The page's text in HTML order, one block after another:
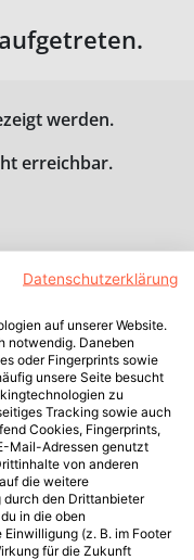
werden.
erreichbar.
Datenschutzerklärung
auf unserer Website.
notwendig. Daneben
oder Fingerprints sowie
unsere Seite besucht
zu
Tracking sowie auch
Cookies, Fingerprints,
Mail-Adressen genutzt
von anderen
die weitere
den Drittanbieter
in die oben
(z. B. im Footer
für die Zukunft